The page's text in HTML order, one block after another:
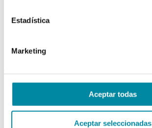
Estadística
Marketing
Aceptar todas
Aceptar seleccionadas
Tarros farmacia
Tarros cosmética
Otros
Material aparatos
Reactivos
Reactivos Merck